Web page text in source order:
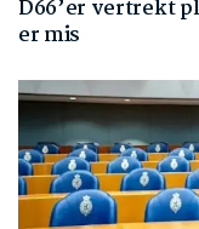
D66’er vertrekt
er mis